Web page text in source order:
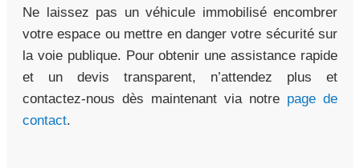
Ne laissez pas un véhicule immobilisé encombrer
votre espace ou mettre en danger votre sécurité sur
la voie publique. Pour obtenir une assistance rapide
et un devis transparent, n’attendez plus et
contactez-nous dès maintenant via notre page de
contact.